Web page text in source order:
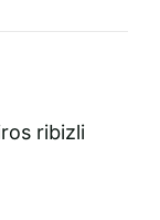
ribizli